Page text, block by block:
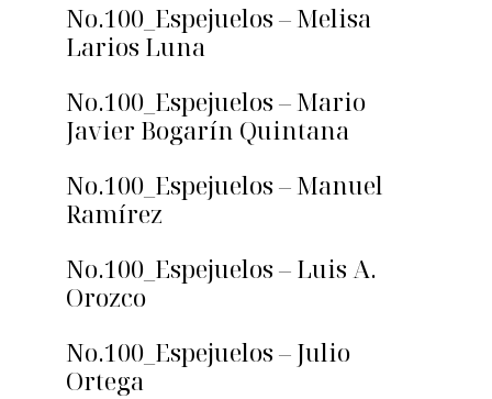
No.100_Espejuelos – Melisa
Larios Luna
No.100_Espejuelos – Mario
Javier Bogarín Quintana
No.100_Espejuelos – Manuel
Ramírez
No.100_Espejuelos – Luis A.
Orozco
No.100_Espejuelos – Julio
Ortega